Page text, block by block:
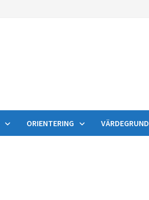
ORIENTERING VÄRDEGRUND